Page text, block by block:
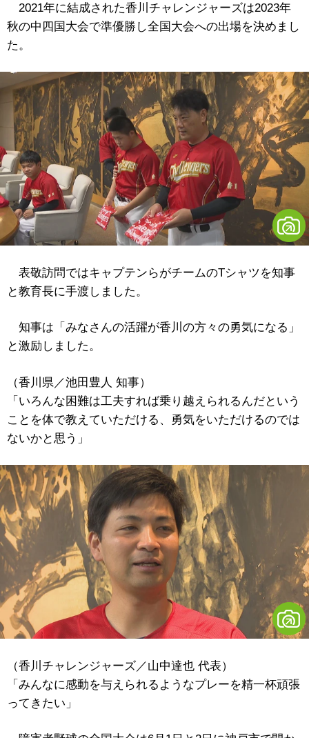
2021年に結成された香川チャレンジャーズは2023年
秋の中四国大会で準優勝し全国大会への出場を決めまし
た。
表敬訪問ではキャプテンらがチームのTシャツを知事
と教育長に手渡しました。
知事は「みなさんの活躍が香川の方々の勇気になる」
と激励しました。
（香川県／池田豊人 知事）
「いろんな困難は工夫すれば乗り越えられるんだという
ことを体で教えていただける、勇気をいただけるのでは
ないかと思う」
（香川チャレンジャーズ／山中達也 代表）
「みんなに感動を与えられるようなプレーを精一杯頑張
ってきたい」